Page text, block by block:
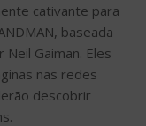
cativante para
baseada
Gaiman. Eles
nas redes
descobrir